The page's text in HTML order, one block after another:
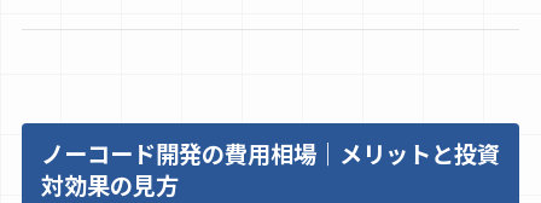
ノーコード開発の費用相場｜メリットと投資
対効果の見方